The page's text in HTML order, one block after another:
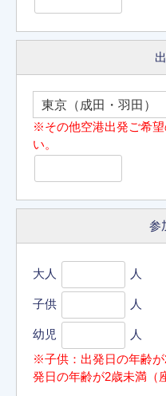
※その他空港出発ご希
い。
参
大人 人
子供 人
幼児
人
※子供：出発日の年齢
発日の年齢が2歳未満（